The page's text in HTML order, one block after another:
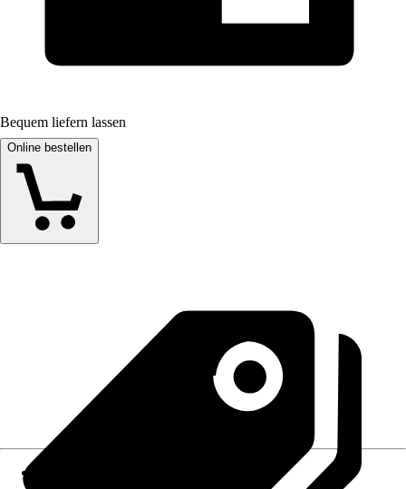
Bequem liefern lassen
Online bestellen